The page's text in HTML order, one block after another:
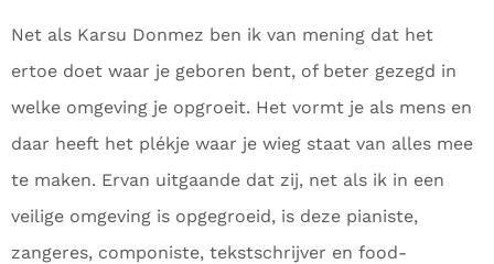
Net als Karsu Donmez ben ik van mening dat het
ertoe doet waar je geboren bent, of beter gezegd in
welke omgeving je opgroeit. Het vormt je als mens en
daar heeft het plékje waar je wieg staat van alles mee
te maken. Ervan uitgaande dat zij, net als ik in een
veilige omgeving is opgegroeid, is deze pianiste,
zangeres, componiste, tekstschrijver en food-